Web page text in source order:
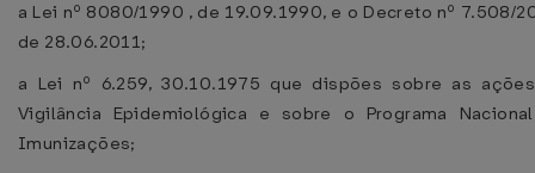
a Lei nº 8080/1990 , de 19.09.1990, e o Decreto nº 7.508/
de 28.06.2011;
a Lei nº 6.259, 30.10.1975 que dispões sobre as
Vigilância Epidemiológica e sobre o Programa
Imunizações;